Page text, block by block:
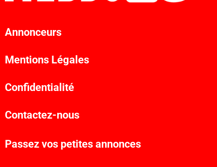
Annonceurs
Mentions Légales
Confidentialité
Contactez-nous
Passez vos petites annonces